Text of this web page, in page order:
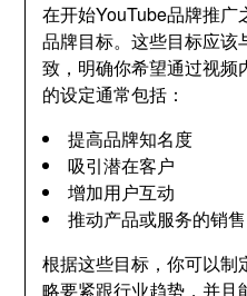
在开始YouTube品牌推
品牌目标。这些目标应该
致，明确你希望通过视
的设定通常包括：
提高品牌知名度
吸引潜在客户
增加用户互动
推动产品或服务的销售
根据这些目标，你可以
略要紧跟行业趋势，并且